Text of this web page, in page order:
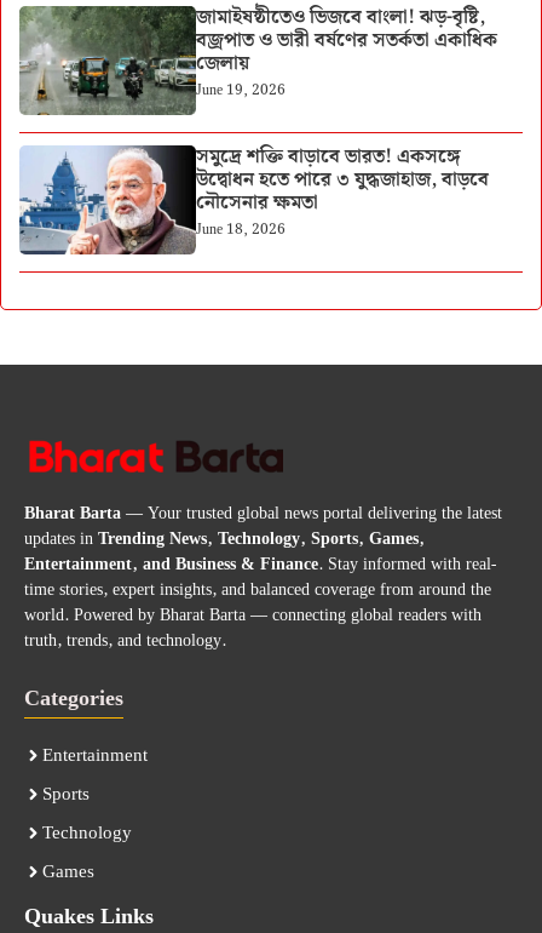
জামাইষষ্ঠীতেও ভিজবে বাংলা! ঝড়-বৃষ্টি,
বজ্রপাত ও ভারী বর্ষণের সতর্কতা একাধিক
জেলায়
June 19, 2026
সমুদ্রে শক্তি বাড়াবে ভারত! একসঙ্গে
উদ্বোধন হতে পারে ৩ যুদ্ধজাহাজ, বাড়বে
নৌসেনার ক্ষমতা
June 18, 2026
Bharat Barta— Your trusted global news portal delivering the latest
updates inTrending News, Technology, Sports, Games,
Entertainment, and Business & Finance. Stay informed with real-
time stories, expert insights, and balanced coverage from around the
world. Powered by Bharat Barta — connecting global readers with
truth, trends, and technology.
Categories
Entertainment
Sports
Technology
Games
Quakes Links